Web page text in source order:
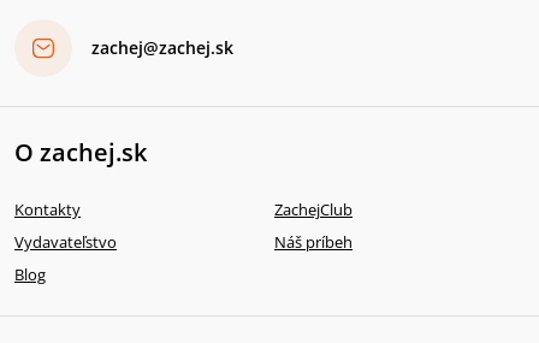
zachej@zachej.sk
O zachej.sk
Kontakty
ZachejClub
Vydavateľstvo
Náš príbeh
Blog